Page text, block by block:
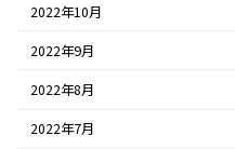
2022年10月
2022年9月
2022年8月
2022年7月